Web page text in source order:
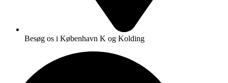
Besøg os i København K og Kolding